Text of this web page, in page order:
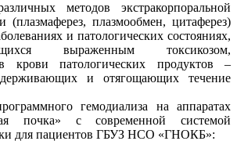
методов экстракорпоральной
(плазмаферез, плазмообмен, цитаферез)
и патологических состояниях,
выраженным токсикозом,
крови патологических продуктов –
и отягощающих течение
гемодиализа на аппаратах
почка» с современной системой
для пациентов ГБУЗ НСО «ГНОКБ»: